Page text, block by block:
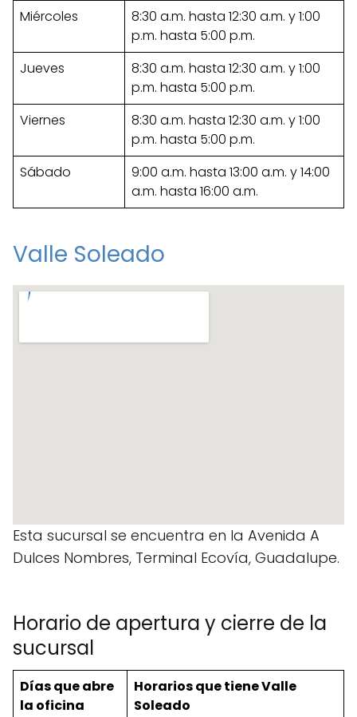
Miércoles
8:30 a.m. hasta 12:30 a.m. y 1:00
p.m. hasta 5:00 p.m.
Jueves
8:30 a.m. hasta 12:30 a.m. y 1:00
p.m. hasta 5:00 p.m.
Viernes
8:30 a.m. hasta 12:30 a.m. y 1:00
p.m. hasta 5:00 p.m.
Sábado
9:00 a.m. hasta 13:00 a.m. y 14:00
a.m. hasta 16:00 a.m.
Valle Soleado
Esta sucursal se encuentra en la Avenida A
Dulces Nombres, Terminal Ecovía, Guadalupe.
Horario de apertura y cierre de la
sucursal
Días que abre
la oficina
Horarios que tiene Valle
Soleado